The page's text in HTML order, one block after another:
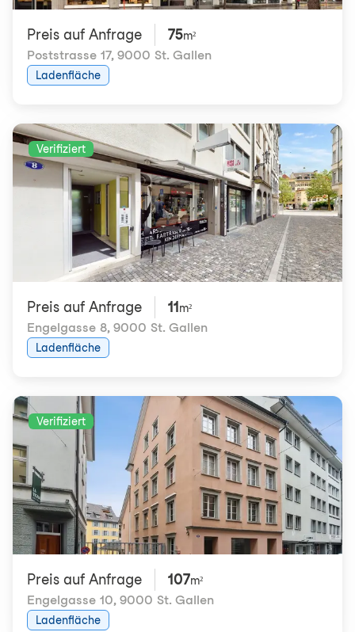
Preis auf Anfrage 75m²
Poststrasse 17, 9000 St. Gallen
Ladenfläche
Verifiziert
Preis auf Anfrage 11 m²
Engelgasse 8, 9000 St. Gallen
Ladenfläche
Verifiziert
Preis auf Anfrage 107m²
Engelgasse 10, 9000 St. Gallen
Ladenfläche